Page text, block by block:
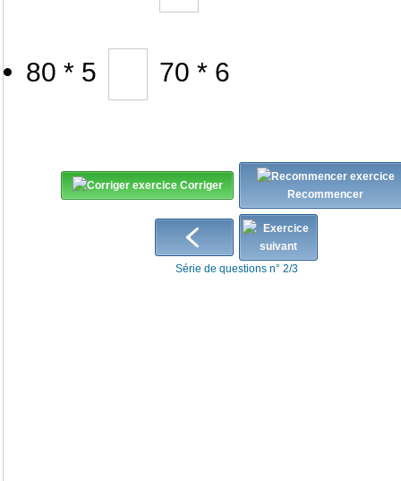
80 * 5 70 * 6
Corriger
Recommencer
Série de questions n° 2/3